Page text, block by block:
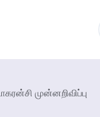
முன்னறிவிப்பு